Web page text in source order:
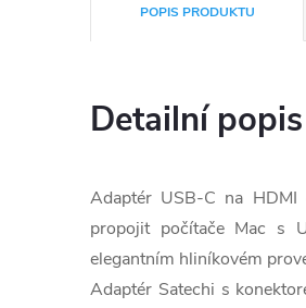
POPIS PRODUKTU
Detailní
Adaptér USB-C na HDMI
propojit počítače Mac s
elegantním hliníkovém
Adaptér Satechi s